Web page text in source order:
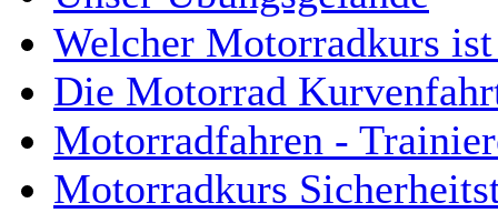
Welcher Motorradkurs
Die Motorrad
Motorradfahren -
Motorradkurs